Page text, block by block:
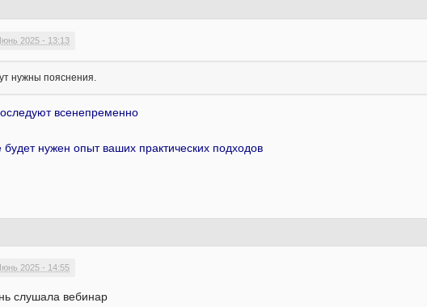
2025 - 13:13
нужны пояснения.
всенепременно
нужен опыт ваших практических подходов
2025 - 14:55
слушала вебинар